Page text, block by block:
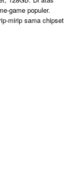
game populer.
mirip sama chipset